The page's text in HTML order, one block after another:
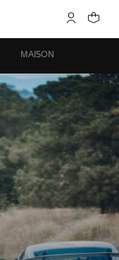
Compte My
Votre
MAISON